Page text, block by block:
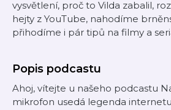
vysvětlení, proč to Vilda zabalil,
hejty z YouTube, nahodíme
přihodíme i pár tipů na filmy a
Popis podcastu
Ahoj, vítejte u našeho podcastu
mikrofon usedá legenda